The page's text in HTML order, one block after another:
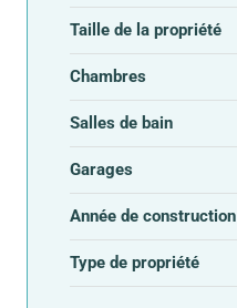
Taille de la propriété
Chambres
Salles de bain
Garages
Année de construction
Type de propriété